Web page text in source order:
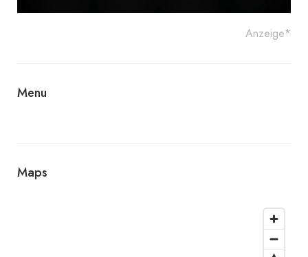
Anzeige*
Menu
Maps